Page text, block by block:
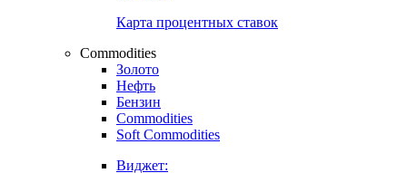
Карта процентных ставок
Commodities
Золото
Нефть
Бензин
Commodities
Soft Commodities
Виджет: